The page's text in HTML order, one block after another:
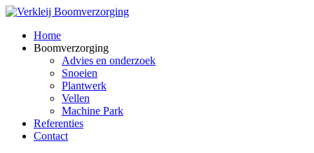
Home
Boomverzorging
Advies en onderzoek
Snoeien
Plantwerk
Vellen
Machine Park
Referenties
Contact